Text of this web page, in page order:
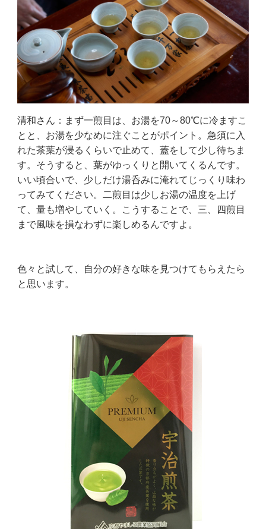
清和さん：まず一煎目は、お湯を70～80℃に冷ますこ
とと、お湯を少なめに注ぐことがポイント。急須に入
れた茶葉が浸るくらいで止めて、蓋をして少し待ちま
す。そうすると、葉がゆっくりと開いてくるんです。
いい頃合いで、少しだけ湯呑みに淹れてじっくり味わ
ってみてください。二煎目は少しお湯の温度を上げ
て、量も増やしていく。こうすることで、三、四煎目
まで風味を損なわずに楽しめるんですよ。
色々と試して、自分の好きな味を見つけてもらえたら
と思います。